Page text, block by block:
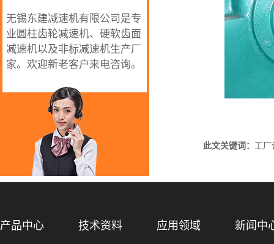
无锡东建减速机有限公司是专
业圆柱齿轮减速机、硬软齿面
减速机以及非标减速机生产厂
家。欢迎新老客户来电咨询。
此文关键词： 工厂
产品中心 技术资料 应用领域 新闻中